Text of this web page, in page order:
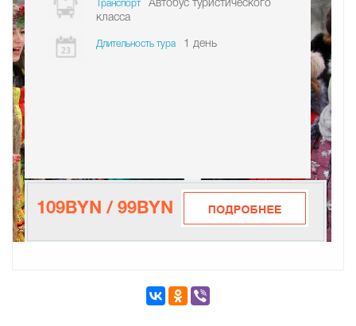
Транспорт
Автобус туристического
класса
Длительность тура 1 день
109BYN / 99BYN